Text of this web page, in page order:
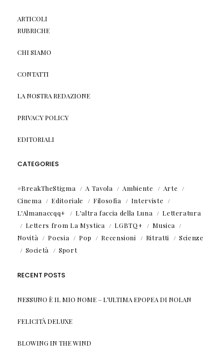
ARTICOLI
RUBRICHE
CHI SIAMO
CONTATTI
LA NOSTRA REDAZIONE
PRIVACY POLICY
EDITORIALI
CATEGORIES
#BreakTheStigma A Tavola Ambiente
Arte
Cinema
Editoriale Filosofia
Interviste
L'Almanaccqq+
L'altra faccia della Luna
Letteratura
Letters from La Mystica
LGBTQ+
Musica
Novità
Poesia Pop Recensioni Ritratti
Scienze
Società
Sport
RECENT POSTS
NESSUNO È IL MIO NOME – L’ULTIMA EPOPEA DI NOLAN
FELICITÀ DELUXE
BLOWING IN THE WIND